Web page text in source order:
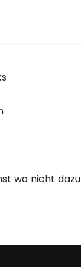
wo nicht dazu